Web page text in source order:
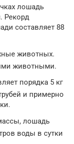
лошадь
Рекорд
составляет 88
животных.
животными.
порядка 5 кг
и примерно
лошадь
воды в сутки